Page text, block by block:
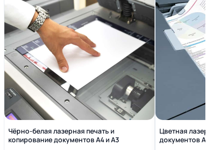
Чёрно-белая лазерная печать и
копирование документов А4 и А3
Цветная
документов А4 и